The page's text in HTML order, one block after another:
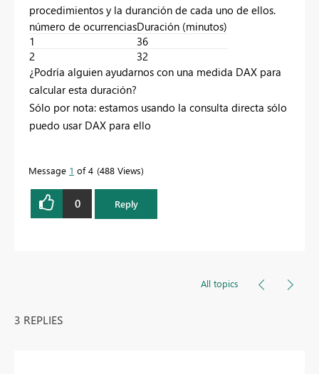
procedimientos y la duranción de cada uno de ellos.
número de ocurrenciasDuración (minutos)
1
36
2
32
¿Podría alguien ayudarnos con una medida DAX para
calcular esta duración?
Sólo por nota: estamos usando la consulta directa sólo
puedo usar DAX para ello
Message 1 of 4 488 Views
0 Reply
All topics
3 REPLIES